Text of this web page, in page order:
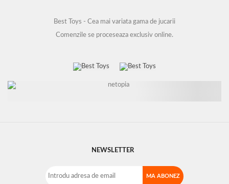
Best Toys - Cea mai variata gama de jucarii
Comenzile se proceseaza exclusiv online.
NEWSLETTER